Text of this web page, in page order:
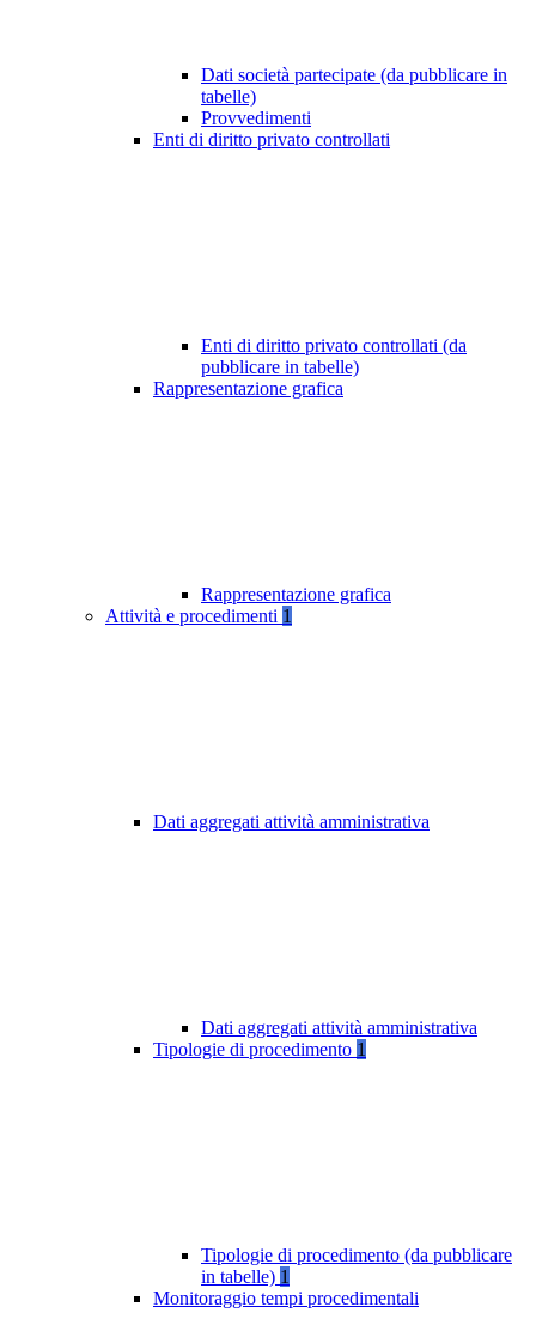
Dati società partecipate (da pubblicare in
tabelle)
Provvedimenti
Enti di diritto privato controllati
Enti di diritto privato controllati (da
pubblicare in tabelle)
Rappresentazione grafica
Rappresentazione grafica
Attività e procedimenti 1
Dati aggregati attività amministrativa
Dati aggregati attività amministrativa
Tipologie di procedimento 1
Tipologie di procedimento (da pubblicare
in tabelle) 1
Monitoraggio tempi procedimentali